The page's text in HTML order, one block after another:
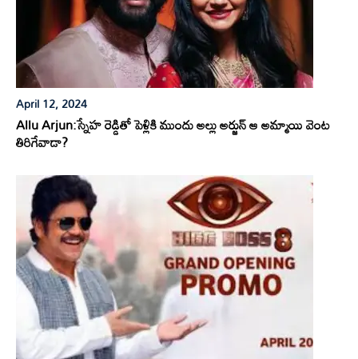
April 12, 2024
Allu Arjun:స్నేహ రెడ్డితో పెళ్లికి ముందు అల్లు అర్జున్ ఆ అమ్మాయి వెంట
తిరిగేవాడా?